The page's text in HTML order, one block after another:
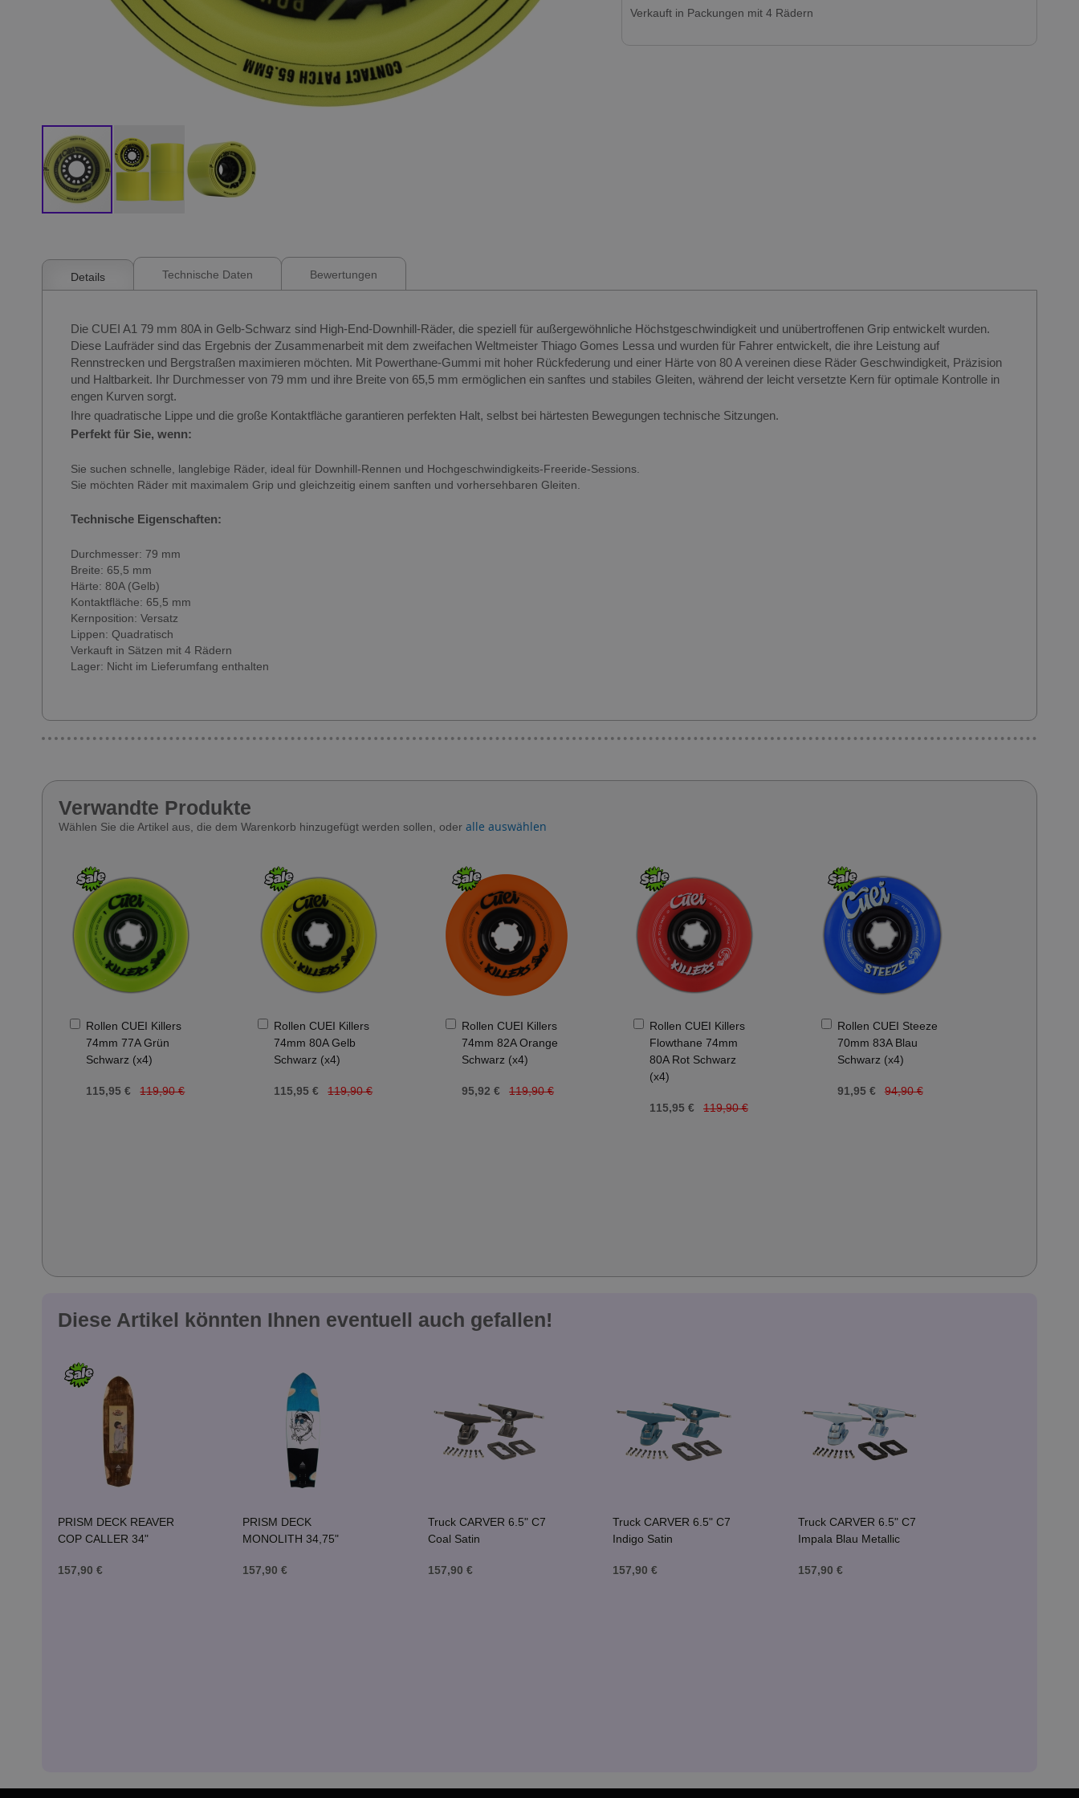
Bildgalerie
Verkauft in Packungen mit 4 Rädern
Details
Die CUEI A1 79 mm 80A in Gelb-Schwarz sind High-End-Downhill-Räder, die speziell für außergewöhnliche Höchstgeschwindigkeit und unübertroffenen Grip entwickelt wurden.
Diese Laufräder sind das Ergebnis der Zusammenarbeit mit dem zweifachen Weltmeister Thiago Gomes Lessa und wurden für Fahrer entwickelt, die ihre Leistung auf
Rennstrecken und Bergstraßen maximieren möchten. Mit Powerthane-Gummi mit hoher Rückfederung und einer Härte von 80 A vereinen diese Räder Geschwindigkeit, Präzision
und Haltbarkeit. Ihr Durchmesser von 79 mm und ihre Breite von 65,5 mm ermöglichen ein sanftes und stabiles Gleiten, während der leicht versetzte Kern für optimale Kontrolle in
engen Kurven sorgt.
Ihre quadratische Lippe und die große Kontaktfläche garantieren perfekten Halt, selbst bei härtesten Bewegungen technische Sitzungen.
Perfekt für Sie, wenn:
Sie suchen schnelle, langlebige Räder, ideal für Downhill-Rennen und Hochgeschwindigkeits-Freeride-Sessions.
Sie möchten Räder mit maximalem Grip und gleichzeitig einem sanften und vorhersehbaren Gleiten.
Technische Eigenschaften:
Durchmesser: 79 mm
Breite: 65,5 mm
Härte: 80A (Gelb)
Kontaktfläche: 65,5 mm
Kernposition: Versatz
Lippen: Quadratisch
Verkauft in Sätzen mit 4 Rädern
Lager: Nicht im Lieferumfang enthalten
Technische Daten Bewertungen
Verwandte Produkte
Wählen Sie die Artikel aus, die dem Warenkorb hinzugefügt werden sollen, oder alle auswählen
Rollen CUEI Killers
74mm 77A Grün
Schwarz (x4)
115,95 € 119,90 €
In
den
Warenkorb
Rollen CUEI Killers
74mm 80A Gelb
Schwarz (x4)
115,95 € 119,90 €
In
den
Warenkorb
Rollen CUEI Killers
74mm 82A Orange
Schwarz (x4)
95,92 € 119,90 €
In
den
Warenkorb
Rollen CUEI Killers
Flowthane 74mm
80A Rot Schwarz
(x4)
115,95 € 119,90 €
In
den
Warenkorb
Rollen CUEI Steeze
70mm 83A Blau
Schwarz (x4)
91,95 € 94,90 €
In
den
Warenkorb
Diese Artikel könnten Ihnen eventuell auch gefallen!
PRISM DECK REAVER
COP CALLER 34"
157,90 €
PRISM DECK
MONOLITH 34,75"
157,90 €
Truck CARVER 6.5" C7
Coal Satin
157,90 €
Truck CARVER 6.5" C7
Indigo Satin
157,90 €
Truck CARVER 6.5" C7
Impala Blau Metallic
157,90 €